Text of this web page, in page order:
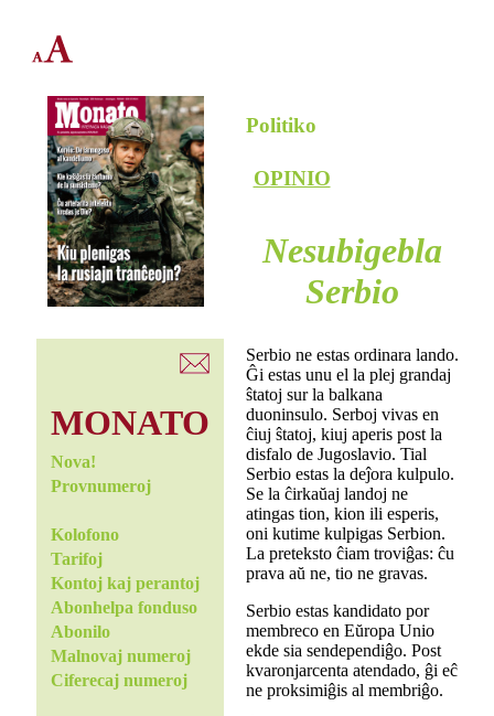
MONATO
Nova!
Provnumeroj
Kolofono
Tarifoj
Kontoj kaj perantoj
Abonhelpa fonduso
Abonilo
Malnovaj numeroj
Ciferecaj numeroj
Politiko
OPINIO
Nesubigebla
Serbio
Serbio ne estas ordinara lando.
Ĝi estas unu el la plej grandaj
ŝtatoj sur la balkana
duoninsulo. Serboj vivas en
ĉiuj ŝtatoj, kiuj aperis post la
disfalo de Jugoslavio. Tial
Serbio estas la deĵora kulpulo.
Se la ĉirkaŭaj landoj ne
atingas tion, kion ili esperis,
oni kutime kulpigas Serbion.
La preteksto ĉiam troviĝas: ĉu
prava aŭ ne, tio ne gravas.
Serbio estas kandidato por
membreco en Eŭropa Unio
ekde sia sendependiĝo. Post
kvaronjarcenta atendado, ĝi eĉ
ne proksimiĝis al membriĝo.